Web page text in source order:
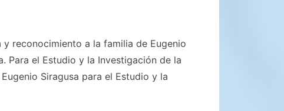
reconocimiento a la familia de Eugenio
Para el Estudio y la Investigación de la
Siragusa para el Estudio y la